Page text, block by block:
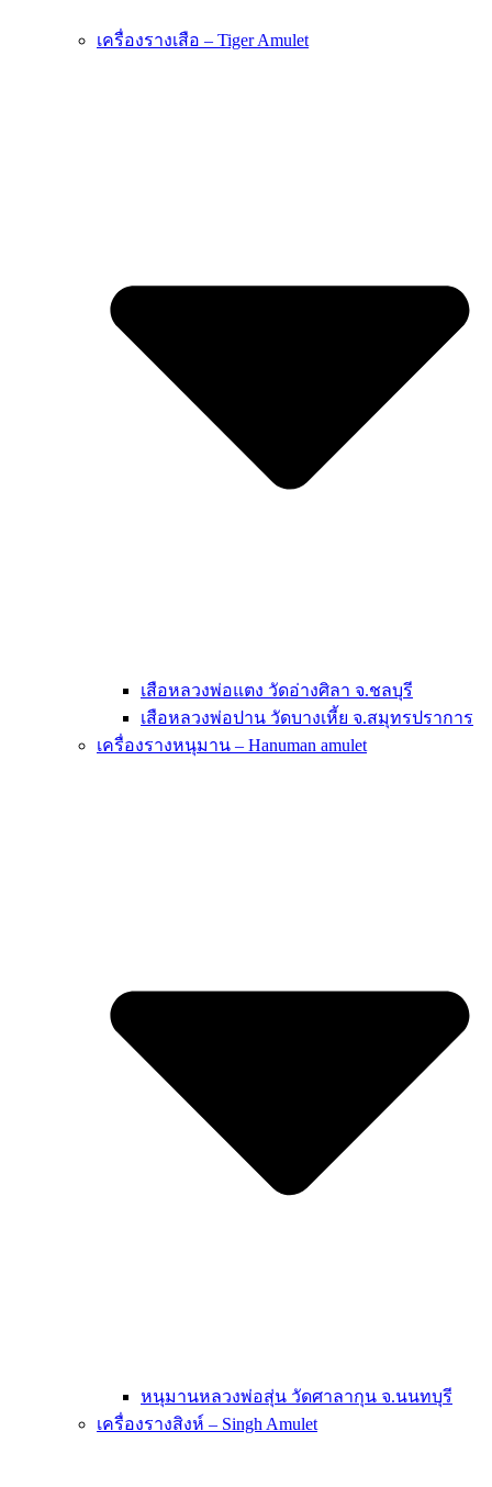
เครื่องรางเสือ – Tiger Amulet
เสือหลวงพ่อแตง วัดอ่างศิลา จ.ชลบุรี
เสือหลวงพ่อปาน วัดบางเหี้ย จ.สมุทรปราการ
เครื่องรางหนุมาน – Hanuman amulet
หนุมานหลวงพ่อสุ่น วัดศาลากุน จ.นนทบุรี
เครื่องรางสิงห์ – Singh Amulet